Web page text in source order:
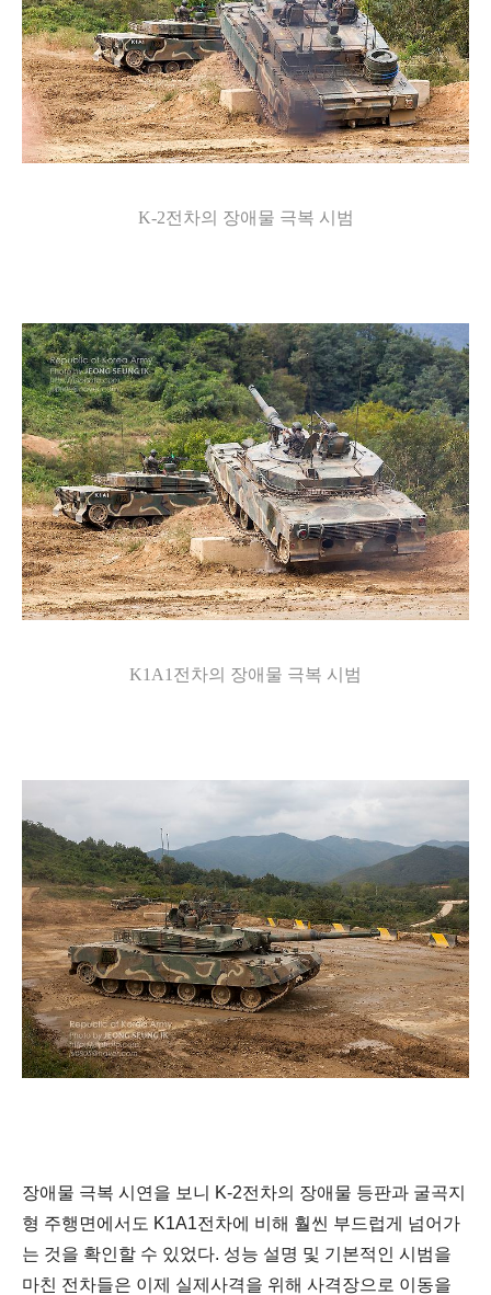
K-2전차의 장애물 극복 시범
K1A1전차의 장애물 극복 시범
장애물 극복 시연을 보니
K-2전차의 장애물 등판과 굴곡지
형 주행면에서도 K1A1전차에 비해 훨씬 부드럽게 넘어가
는 것을 확인할 수 있었다. 성능 설명 및 기본적인 시범을
마친 전차들은 이제 실제사격을 위해 사격장으로 이동을